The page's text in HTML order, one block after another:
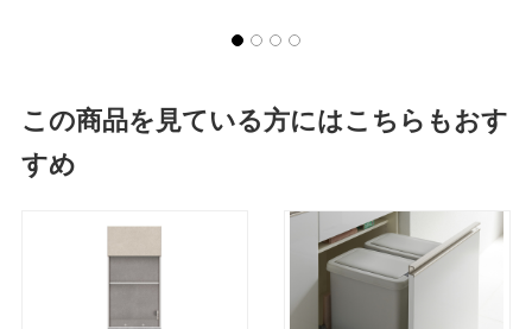
この商品を見ている方にはこちらもおす
すめ